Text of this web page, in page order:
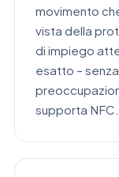
movimento
vista della
di impiego
esatto –
supporta NFC.